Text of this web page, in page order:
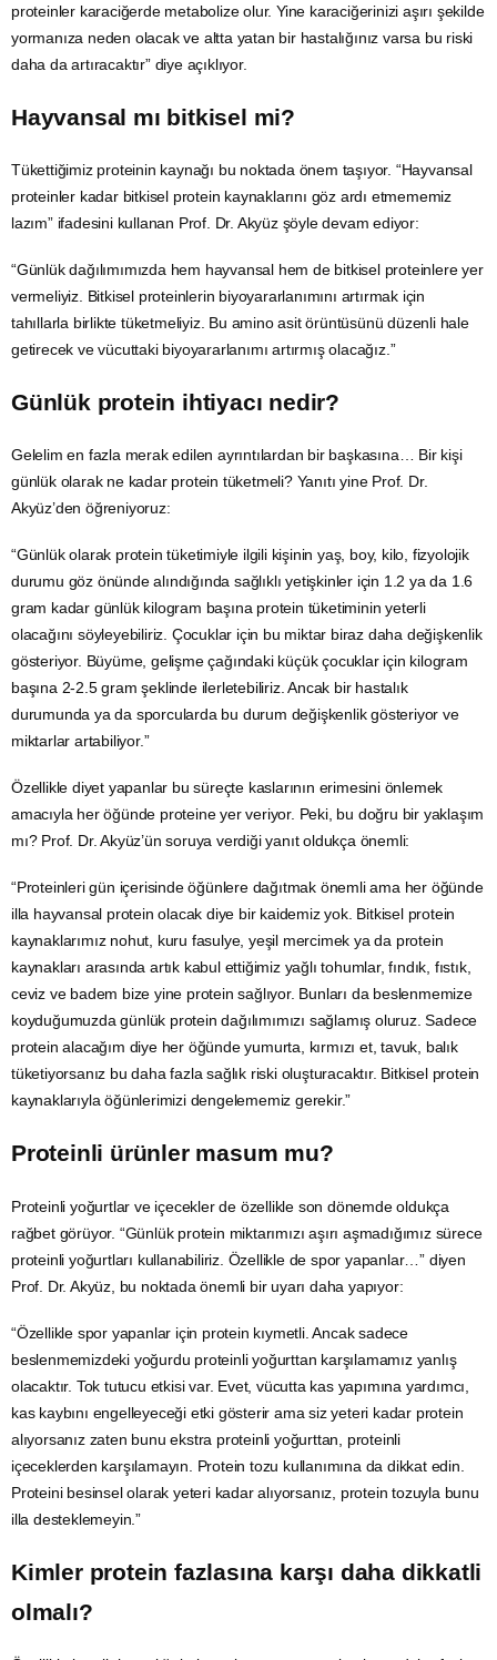
proteinler karaciğerde metabolize olur. Yine karaciğerinizi aşırı şekilde
yormanıza neden olacak ve altta yatan bir hastalığınız varsa bu riski
daha da artıracaktır” diye açıklıyor.
Hayvansal mı bitkisel mi?
Tükettiğimiz proteinin kaynağı bu noktada önem taşıyor. “Hayvansal
proteinler kadar bitkisel protein kaynaklarını göz ardı etmememiz
lazım” ifadesini kullanan Prof. Dr. Akyüz şöyle devam ediyor:
“Günlük dağılımımızda hem hayvansal hem de bitkisel proteinlere yer
vermeliyiz. Bitkisel proteinlerin biyoyararlanımını artırmak için
tahıllarla birlikte tüketmeliyiz. Bu amino asit örüntüsünü düzenli hale
getirecek ve vücuttaki biyoyararlanımı artırmış olacağız.”
Günlük protein ihtiyacı nedir?
Gelelim en fazla merak edilen ayrıntılardan bir başkasına… Bir kişi
günlük olarak ne kadar protein tüketmeli? Yanıtı yine Prof. Dr.
Akyüz’den öğreniyoruz:
“Günlük olarak protein tüketimiyle ilgili kişinin yaş, boy, kilo, fizyolojik
durumu göz önünde alındığında sağlıklı yetişkinler için 1.2 ya da 1.6
gram kadar günlük kilogram başına protein tüketiminin yeterli
olacağını söyleyebiliriz. Çocuklar için bu miktar biraz daha değişkenlik
gösteriyor. Büyüme, gelişme çağındaki küçük çocuklar için kilogram
başına 2-2.5 gram şeklinde ilerletebiliriz. Ancak bir hastalık
durumunda ya da sporcularda bu durum değişkenlik gösteriyor ve
miktarlar artabiliyor.”
Özellikle diyet yapanlar bu süreçte kaslarının erimesini önlemek
amacıyla her öğünde proteine yer veriyor. Peki, bu doğru bir yaklaşım
mı? Prof. Dr. Akyüz’ün soruya verdiği yanıt oldukça önemli:
“Proteinleri gün içerisinde öğünlere dağıtmak önemli ama her öğünde
illa hayvansal protein olacak diye bir kaidemiz yok. Bitkisel protein
kaynaklarımız nohut, kuru fasulye, yeşil mercimek ya da protein
kaynakları arasında artık kabul ettiğimiz yağlı tohumlar, fındık, fıstık,
ceviz ve badem bize yine protein sağlıyor. Bunları da beslenmemize
koyduğumuzda günlük protein dağılımımızı sağlamış oluruz. Sadece
protein alacağım diye her öğünde yumurta, kırmızı et, tavuk, balık
tüketiyorsanız bu daha fazla sağlık riski oluşturacaktır. Bitkisel protein
kaynaklarıyla öğünlerimizi dengelememiz gerekir.”
Proteinli ürünler masum mu?
Proteinli yoğurtlar ve içecekler de özellikle son dönemde oldukça
rağbet görüyor. “Günlük protein miktarımızı aşırı aşmadığımız sürece
proteinli yoğurtları kullanabiliriz. Özellikle de spor yapanlar…” diyen
Prof. Dr. Akyüz, bu noktada önemli bir uyarı daha yapıyor:
“Özellikle spor yapanlar için protein kıymetli. Ancak sadece
beslenmemizdeki yoğurdu proteinli yoğurttan karşılamamız yanlış
olacaktır. Tok tutucu etkisi var. Evet, vücutta kas yapımına yardımcı,
kas kaybını engelleyeceği etki gösterir ama siz yeteri kadar protein
alıyorsanız zaten bunu ekstra proteinli yoğurttan, proteinli
içeceklerden karşılamayın. Protein tozu kullanımına da dikkat edin.
Proteini besinsel olarak yeteri kadar alıyorsanız, protein tozuyla bunu
illa desteklemeyin.”
Kimler protein fazlasına karşı daha dikkatli
olmalı?